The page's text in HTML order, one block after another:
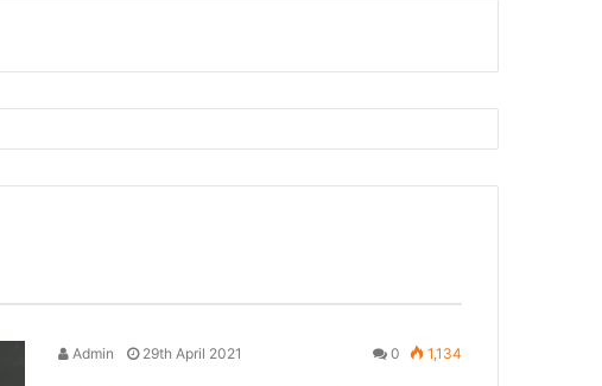
Admin 29th April 2021 0 1,134